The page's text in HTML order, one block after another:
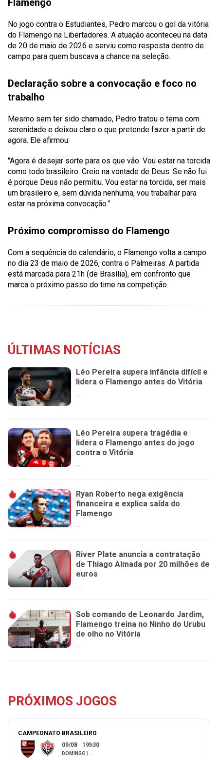
Flamengo
No jogo contra o Estudiantes, Pedro marcou o gol da vitória
do Flamengo na Libertadores. A atuação aconteceu na data
de 20 de maio de 2026 e serviu como resposta dentro de
campo para quem buscava a chance na seleção.
Declaração sobre a convocação e foco no
trabalho
Mesmo sem ter sido chamado, Pedro tratou o tema com
serenidade e deixou claro o que pretende fazer a partir de
agora. Ele afirmou:
"Agora é desejar sorte para os que vão. Vou estar na torcida
como todo brasileiro. Creio na vontade de Deus. Se não fui
é porque Deus não permitiu. Vou estar na torcida, ser mais
um brasileiro e, sem dúvida nenhuma, vou trabalhar para
estar na próxima convocação.”
Próximo compromisso do Flamengo
Com a sequência do calendário, o Flamengo volta a campo
no dia 23 de maio de 2026, contra o Palmeiras. A partida
está marcada para 21h (de Brasília), em confronto que
marca o próximo passo do time na competição.
ÚLTIMAS NOTÍCIAS
Léo Pereira supera infância difícil e
lidera o Flamengo antes do Vitória
...
Léo Pereira supera tragédia e
lidera o Flamengo antes do jogo
contra o Vitória
...
Ryan Roberto nega exigência
financeira e explica saída do
Flamengo
...
River Plate anuncia a contratação
de Thiago Almada por 20 milhões de
euros
...
Sob comando de Leonardo Jardim,
Flamengo treina no Ninho do Urubu
de olho no Vitória
...
PRÓXIMOS JOGOS
CAMPEONATO BRASILEIRO
09/08 19h30
DOMINGO